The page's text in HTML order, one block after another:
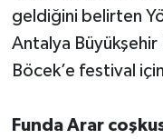
geldiğini belirten
Antalya Büyükşehir
Böcek’e festival
Funda Arar